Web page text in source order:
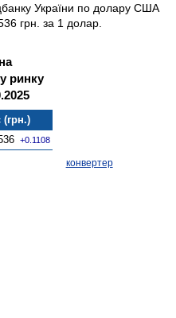
України по долару США
грн. за 1 долар.
ринку
(грн.)
+0.1108
конвертер